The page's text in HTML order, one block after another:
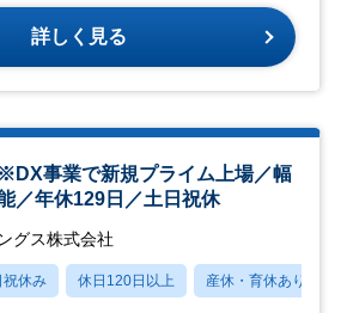
詳しく見る
※DX事業で新規プライム上場／幅
／年休129日／土日祝休
グス株式会社
祝休み 休日120日以上 産休・育休あり